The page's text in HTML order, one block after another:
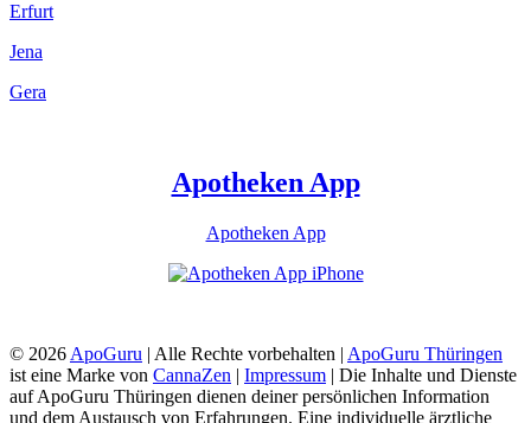
Erfurt
Jena
Gera
Apotheken App
Apotheken App
© 2026 ApoGuru | Alle Rechte vorbehalten | ApoGuru Thüringen
ist eine Marke von CannaZen | Impressum | Die Inhalte und Dienste
auf ApoGuru Thüringen dienen deiner persönlichen Information
und dem Austausch von Erfahrungen. Eine individuelle ärztliche